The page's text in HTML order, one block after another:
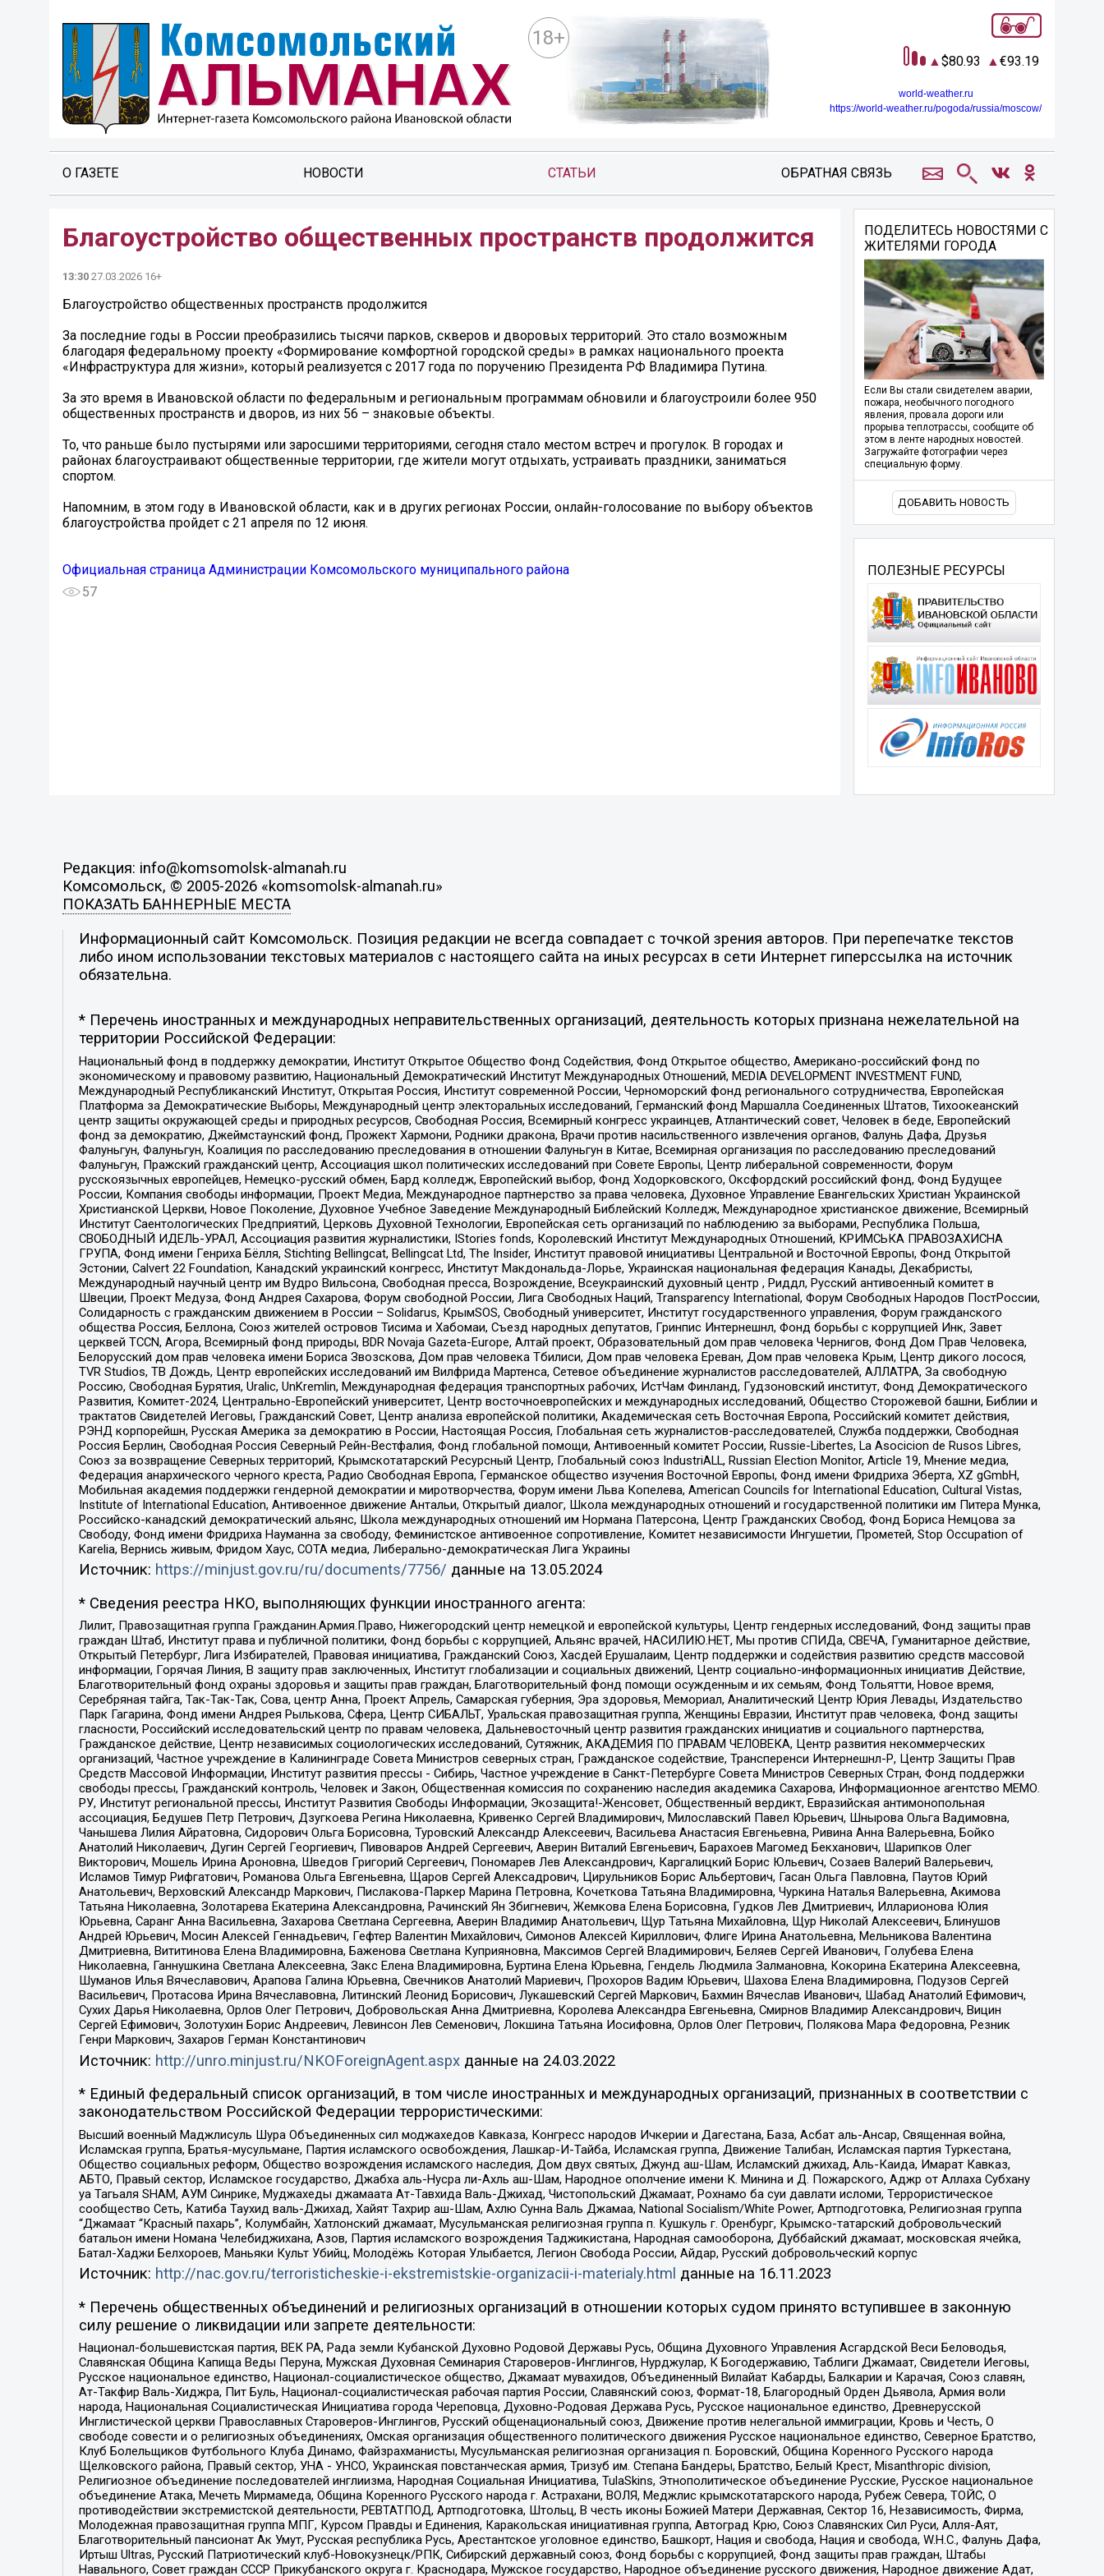
18+
80.93 93.19
world-weather.ru
https://world-weather.ru/pogoda/russia/moscow/
О ГАЗЕТЕ НОВОСТИ СТАТЬИ ОБРАТНАЯ СВЯЗЬ
Благоустройство общественных пространств продолжится
13:30 27.03.2026 16+
Благоустройство общественных пространств продолжится
За последние годы в России преобразились тысячи парков, скверов и дворовых территорий. Это стало возможным
благодаря федеральному проекту «Формирование комфортной городской среды» в рамках национального проекта
«Инфраструктура для жизни», который реализуется с 2017 года по поручению Президента РФ Владимира Путина.
За это время в Ивановской области по федеральным и региональным программам обновили и благоустроили более 950
общественных пространств и дворов, из них 56 – знаковые объекты.
То, что раньше было пустырями или заросшими территориями, сегодня стало местом встреч и прогулок. В городах и
районах благоустраивают общественные территории, где жители могут отдыхать, устраивать праздники, заниматься
спортом.
Напомним, в этом году в Ивановской области, как и в других регионах России, онлайн-голосование по выбору объектов
благоустройства пройдет с 21 апреля по 12 июня.
Официальная страница Администрации Комсомольского муниципального района
57
ПОДЕЛИТЕСЬ НОВОСТЯМИ С
ЖИТЕЛЯМИ ГОРОДА
Если Вы стали свидетелем аварии,
пожара, необычного погодного
явления, провала дороги или
прорыва теплотрассы, сообщите об
этом в ленте народных новостей.
Загружайте фотографии через
специальную форму.
ДОБАВИТЬ НОВОСТЬ
ПОЛЕЗНЫЕ РЕСУРСЫ
Редакция: info@komsomolsk-almanah.ru
Комсомольск, © 2005-2026 «komsomolsk-almanah.ru»
ПОКАЗАТЬ БАННЕРНЫЕ МЕСТА
Информационный сайт Комсомольск. Позиция редакции не всегда совпадает с точкой зрения авторов. При перепечатке текстов
либо ином использовании текстовых материалов с настоящего сайта на иных ресурсах в сети Интернет гиперссылка на источник
обязательна.
* Перечень иностранных и международных неправительственных организаций, деятельность которых признана нежелательной на
территории Российской Федерации:
Национальный фонд в поддержку демократии, Институт Открытое Общество Фонд Содействия, Фонд Открытое общество, Американо-российский фонд по
экономическому и правовому развитию, Национальный Демократический Институт Международных Отношений, MEDIA DEVELOPMENT INVESTMENT FUND,
Международный Республиканский Институт, Открытая Россия, Институт современной России, Черноморский фонд регионального сотрудничества, Европейская
Платформа за Демократические Выборы, Международный центр электоральных исследований, Германский фонд Маршалла Соединенных Штатов, Тихоокеанский
центр защиты окружающей среды и природных ресурсов, Свободная Россия, Всемирный конгресс украинцев, Атлантический совет, Человек в беде, Европейский
фонд за демократию, Джеймстаунский фонд, Прожект Хармони, Родники дракона, Врачи против насильственного извлечения органов, Фалунь Дафа, Друзья
Фалуньгун, Фалуньгун, Коалиция по расследованию преследования в отношении Фалуньгун в Китае, Всемирная организация по расследованию преследований
Фалуньгун, Пражский гражданский центр, Ассоциация школ политических исследований при Совете Европы, Центр либеральной современности, Форум
русскоязычных европейцев, Немецко-русский обмен, Бард колледж, Европейский выбор, Фонд Ходорковского, Оксфордский российский фонд, Фонд Будущее
России, Компания свободы информации, Проект Медиа, Международное партнерство за права человека, Духовное Управление Евангельских Христиан Украинской
Христианской Церкви, Новое Поколение, Духовное Учебное Заведение Международный Библейский Колледж, Международное христианское движение, Всемирный
Институт Саентологических Предприятий, Церковь Духовной Технологии, Европейская сеть организаций по наблюдению за выборами, Республика Польша,
СВОБОДНЫЙ ИДЕЛЬ-УРАЛ, Ассоциация развития журналистики, IStories fonds, Королевский Институт Международных Отношений, КРИМСЬКА ПРАВОЗАХИСНА
ГРУПА, Фонд имени Генриха Бёлля, Stichting Bellingcat, Bellingcat Ltd, The Insider, Институт правовой инициативы Центральной и Восточной Европы, Фонд Открытой
Эстонии, Calvert 22 Foundation, Канадский украинский конгресс, Институт Макдональда-Лорье, Украинская национальная федерация Канады, Декабристы,
Международный научный центр им Вудро Вильсона, Свободная пресса, Возрождение, Всеукраинский духовный центр , Риддл, Русский антивоенный комитет в
Швеции, Проект Медуза, Фонд Андрея Сахарова, Форум свободной России, Лига Свободных Наций, Transparеncy International, Форум Свободных Народов ПостРоссии,
Солидарность с гражданским движением в России – Solidarus, КрымSOS, Свободный университет, Институт государственного управления, Форум гражданского
общества Россия, Беллона, Союз жителей островов Тисима и Хабомаи, Съезд народных депутатов, Гринпис Интернешнл, Фонд борьбы с коррупцией Инк, Завет
церквей TCCN, Агора, Всемирный фонд природы, BDR Novaja Gazeta-Europe, Алтай проект, Образовательный дом прав человека Чернигов, Фонд Дом Прав Человека,
Белорусский дом прав человека имени Бориса Звозскова, Дом прав человека Тбилиси, Дом прав человека Ереван, Дом прав человека Крым, Центр дикого лосося,
TVR Studios, ТВ Дождь, Центр европейских исследований им Вилфрида Мартенса, Сетевое объединение журналистов расследователей, АЛЛАТРА, За свободную
Россию, Свободная Бурятия, Uralic, UnKremlin, Международная федерация транспортных рабочих, ИстЧам Финланд, Гудзоновский институт, Фонд Демократического
Развития, Комитет-2024, Центрально-Европейский университет, Центр восточноевропейских и международных исследований, Общество Сторожевой башни, Библии и
трактатов Свидетелей Иеговы, Гражданский Совет, Центр анализа европейской политики, Академическая сеть Восточная Европа, Российский комитет действия,
РЭНД корпорейшн, Русская Америка за демократию в России, Настоящая Россия, Глобальная сеть журналистов-расследователей, Служба поддержки, Свободная
Россия Берлин, Свободная Россия Северный Рейн-Вестфалия, Фонд глобальной помощи, Антивоенный комитет России, Russie-Libertes, La Asocicion de Rusos Libres,
Союз за возвращение Северных территорий, Крымскотатарский Ресурсный Центр, Глобальный союз IndustriALL, Russian Election Monitor, Article 19, Мнение медиа,
Федерация анархического черного креста, Радио Свободная Европа, Германское общество изучения Восточной Европы, Фонд имени Фридриха Эберта, XZ gGmbH,
Мобильная академия поддержки гендерной демократии и миротворчества, Форум имени Льва Копелева, American Councils for International Education, Cultural Vistas,
Institute of International Education, Антивоенное движение Антальи, Открытый диалог, Школа международных отношений и государственной политики им Питера Мунка,
Российско-канадский демократический альянс, Школа международных отношений им Нормана Патерсона, Центр Гражданских Свобод, Фонд Бориса Немцова за
Свободу, Фонд имени Фридриха Науманна за свободу, Феминистское антивоенное сопротивление, Комитет независимости Ингушетии, Прометей, Stop Occupation of
Karelia, Вернись живым, Фридом Хаус, СОТА медиа, Либерально-демократическая Лига Украины
Источник: https://minjust.gov.ru/ru/documents/7756/ данные на 13.05.2024
* Сведения реестра НКО, выполняющих функции иностранного агента:
Лилит, Правозащитная группа Гражданин.Армия.Право, Нижегородский центр немецкой и европейской культуры, Центр гендерных исследований, Фонд защиты прав
граждан Штаб, Институт права и публичной политики, Фонд борьбы с коррупцией, Альянс врачей, НАСИЛИЮ.НЕТ, Мы против СПИДа, СВЕЧА, Гуманитарное действие,
Открытый Петербург, Лига Избирателей, Правовая инициатива, Гражданский Союз, Хасдей Ерушалаим, Центр поддержки и содействия развитию средств массовой
информации, Горячая Линия, В защиту прав заключенных, Институт глобализации и социальных движений, Центр социально-информационных инициатив Действие,
Благотворительный фонд охраны здоровья и защиты прав граждан, Благотворительный фонд помощи осужденным и их семьям, Фонд Тольятти, Новое время,
Серебряная тайга, Так-Так-Так, Сова, центр Анна, Проект Апрель, Самарская губерния, Эра здоровья, Мемориал, Аналитический Центр Юрия Левады, Издательство
Парк Гагарина, Фонд имени Андрея Рылькова, Сфера, Центр СИБАЛЬТ, Уральская правозащитная группа, Женщины Евразии, Институт прав человека, Фонд защиты
гласности, Российский исследовательский центр по правам человека, Дальневосточный центр развития гражданских инициатив и социального партнерства,
Гражданское действие, Центр независимых социологических исследований, Сутяжник, АКАДЕМИЯ ПО ПРАВАМ ЧЕЛОВЕКА, Центр развития некоммерческих
организаций, Частное учреждение в Калининграде Совета Министров северных стран, Гражданское содействие, Трансперенси Интернешнл-Р, Центр Защиты Прав
Средств Массовой Информации, Институт развития прессы - Сибирь, Частное учреждение в Санкт-Петербурге Совета Министров Северных Стран, Фонд поддержки
свободы прессы, Гражданский контроль, Человек и Закон, Общественная комиссия по сохранению наследия академика Сахарова, Информационное агентство МЕМО.
РУ, Институт региональной прессы, Институт Развития Свободы Информации, Экозащита!-Женсовет, Общественный вердикт, Евразийская антимонопольная
ассоциация, Бедушев Петр Петрович, Дзугкоева Регина Николаевна, Кривенко Сергей Владимирович, Милославский Павел Юрьевич, Шнырова Ольга Вадимовна,
Чанышева Лилия Айратовна, Сидорович Ольга Борисовна, Туровский Александр Алексеевич, Васильева Анастасия Евгеньевна, Ривина Анна Валерьевна, Бойко
Анатолий Николаевич, Дугин Сергей Георгиевич, Пивоваров Андрей Сергеевич, Аверин Виталий Евгеньевич, Барахоев Магомед Бекханович, Шарипков Олег
Викторович, Мошель Ирина Ароновна, Шведов Григорий Сергеевич, Пономарев Лев Александрович, Каргалицкий Борис Юльевич, Созаев Валерий Валерьевич,
Исламов Тимур Рифгатович, Романова Ольга Евгеньевна, Щаров Сергей Алексадрович, Цирульников Борис Альбертович, Гасан Ольга Павловна, Паутов Юрий
Анатольевич, Верховский Александр Маркович, Пислакова-Паркер Марина Петровна, Кочеткова Татьяна Владимировна, Чуркина Наталья Валерьевна, Акимова
Татьяна Николаевна, Золотарева Екатерина Александровна, Рачинский Ян Збигневич, Жемкова Елена Борисовна, Гудков Лев Дмитриевич, Илларионова Юлия
Юрьевна, Саранг Анна Васильевна, Захарова Светлана Сергеевна, Аверин Владимир Анатольевич, Щур Татьяна Михайловна, Щур Николай Алексеевич, Блинушов
Андрей Юрьевич, Мосин Алексей Геннадьевич, Гефтер Валентин Михайлович, Симонов Алексей Кириллович, Флиге Ирина Анатольевна, Мельникова Валентина
Дмитриевна, Вититинова Елена Владимировна, Баженова Светлана Куприяновна, Максимов Сергей Владимирович, Беляев Сергей Иванович, Голубева Елена
Николаевна, Ганнушкина Светлана Алексеевна, Закс Елена Владимировна, Буртина Елена Юрьевна, Гендель Людмила Залмановна, Кокорина Екатерина Алексеевна,
Шуманов Илья Вячеславович, Арапова Галина Юрьевна, Свечников Анатолий Мариевич, Прохоров Вадим Юрьевич, Шахова Елена Владимировна, Подузов Сергей
Васильевич, Протасова Ирина Вячеславовна, Литинский Леонид Борисович, Лукашевский Сергей Маркович, Бахмин Вячеслав Иванович, Шабад Анатолий Ефимович,
Сухих Дарья Николаевна, Орлов Олег Петрович, Добровольская Анна Дмитриевна, Королева Александра Евгеньевна, Смирнов Владимир Александрович, Вицин
Сергей Ефимович, Золотухин Борис Андреевич, Левинсон Лев Семенович, Локшина Татьяна Иосифовна, Орлов Олег Петрович, Полякова Мара Федоровна, Резник
Генри Маркович, Захаров Герман Константинович
Источник: http://unro.minjust.ru/NKOForeignAgent.aspxданные на 24.03.2022
* Единый федеральный список организаций, в том числе иностранных и международных организаций, признанных в соответствии с
законодательством Российской Федерации террористическими:
Высший военный Маджлисуль Шура Объединенных сил моджахедов Кавказа, Конгресс народов Ичкерии и Дагестана, База, Асбат аль-Ансар, Священная война,
Исламская группа, Братья-мусульмане, Партия исламского освобождения, Лашкар-И-Тайба, Исламская группа, Движение Талибан, Исламская партия Туркестана,
Общество социальных реформ, Общество возрождения исламского наследия, Дом двух святых, Джунд аш-Шам, Исламский джихад, Аль-Каида, Имарат Кавказ,
АБТО, Правый сектор, Исламское государство, Джабха аль-Нусра ли-Ахль аш-Шам, Народное ополчение имени К. Минина и Д. Пожарского, Аджр от Аллаха Субхану
уа Тагьаля SHAM, АУМ Синрике, Муджахеды джамаата Ат-Тавхида Валь-Джихад, Чистопольский Джамаат, Рохнамо ба суи давлати исломи, Террористическое
сообщество Сеть, Катиба Таухид валь-Джихад, Хайят Тахрир аш-Шам, Ахлю Сунна Валь Джамаа, National Socialism/White Power, Артподготовка, Религиозная группа
“Джамаат “Красный пахарь”, Колумбайн, Хатлонский джамаат, Мусульманская религиозная группа п. Кушкуль г. Оренбург, Крымско-татарский добровольческий
батальон имени Номана Челебиджихана, Азов, Партия исламского возрождения Таджикистана, Народная самооборона, Дуббайский джамаат, московская ячейка,
Батал-Хаджи Белхороев, Маньяки Культ Убийц, Молодёжь Которая Улыбается, Легион Свобода России, Айдар, Русский добровольческий корпус
Источник: http://nac.gov.ru/terroristicheskie-i-ekstremistskie-organizacii-i-materialy.html данные на 16.11.2023
* Перечень общественных объединений и религиозных организаций в отношении которых судом принято вступившее в законную
силу решение о ликвидации или запрете деятельности:
Национал-большевистская партия, ВЕК РА, Рада земли Кубанской Духовно Родовой Державы Русь, Община Духовного Управления Асгардской Веси Беловодья,
Славянская Община Капища Веды Перуна, Мужская Духовная Семинария Староверов-Инглингов, Нурджулар, К Богодержавию, Таблиги Джамаат, Свидетели Иеговы,
Русское национальное единство, Национал-социалистическое общество, Джамаат мувахидов, Объединенный Вилайат Кабарды, Балкарии и Карачая, Союз славян,
Ат-Такфир Валь-Хиджра, Пит Буль, Национал-социалистическая рабочая партия России, Славянский союз, Формат-18, Благородный Орден Дьявола, Армия воли
народа, Национальная Социалистическая Инициатива города Череповца, Духовно-Родовая Держава Русь, Русское национальное единство, Древнерусской
Инглистической церкви Православных Староверов-Инглингов, Русский общенациональный союз, Движение против нелегальной иммиграции, Кровь и Честь, О
свободе совести и о религиозных объединениях, Омская организация общественного политического движения Русское национальное единство, Северное Братство,
Клуб Болельщиков Футбольного Клуба Динамо, Файзрахманисты, Мусульманская религиозная организация п. Боровский, Община Коренного Русского народа
Щелковского района, Правый сектор, УНА - УНСО, Украинская повстанческая армия, Тризуб им. Степана Бандеры, Братство, Белый Крест, Misanthropic division,
Религиозное объединение последователей инглиизма, Народная Социальная Инициатива, TulaSkins, Этнополитическое объединение Русские, Русское национальное
объединение Атака, Мечеть Мирмамеда, Община Коренного Русского народа г. Астрахани, ВОЛЯ, Меджлис крымскотатарского народа, Рубеж Севера, ТОЙС, О
противодействии экстремистской деятельности, РЕВТАТПОД, Артподготовка, Штольц, В честь иконы Божией Матери Державная, Сектор 16, Независимость, Фирма,
Молодежная правозащитная группа МПГ, Курсом Правды и Единения, Каракольская инициативная группа, Автоград Крю, Союз Славянских Сил Руси, Алля-Аят,
Благотворительный пансионат Ак Умут, Русская республика Русь, Арестантское уголовное единство, Башкорт, Нация и свобода, Нация и свобода, W.H.С., Фалунь Дафа,
Иртыш Ultras, Русский Патриотический клуб-Новокузнецк/РПК, Сибирский державный союз, Фонд борьбы с коррупцией, Фонд защиты прав граждан, Штабы
Навального, Совет граждан СССР Прикубанского округа г. Краснодара, Мужское государство, Народное объединение русского движения, Народное движение Адат,